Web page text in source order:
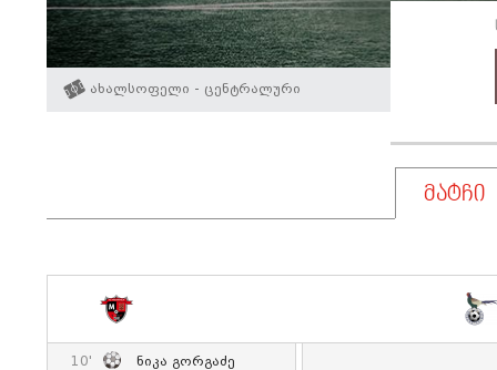
ახალსოფელი - ცენტრალური
მატჩი
10' Ნიკა Გორგაძე